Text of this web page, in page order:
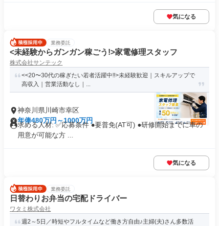
気になる
業務委託
<未経験からガンガン稼ごう!>家電修理スタッフ
株式会社サンテック
<<20〜30代の稼ぎたい若者活躍中!!>未経験歓迎｜スキルアップで
高収入｜営業活動なし｜...
神奈川県川崎市幸区
年俸480万円～1000万円
求める人材: ✅️応募条件 ●要普免(AT可) ●研修開始までに車の
用意が可能な方 ...
気になる
業務委託
日替わりお弁当の宅配ドライバー
ワタミ株式会社
週2～5日／時短やフルタイムなど働き方自由♪主婦(夫)さん多数活